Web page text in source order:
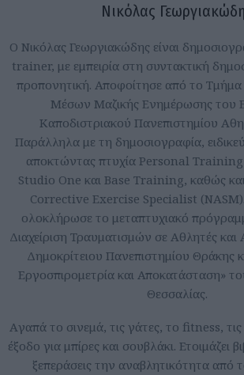
Νικόλας
Ο Νικόλας Γεωργιακώδης είναι
trainer, με εμπειρία στη συντακτική
προπονητική. Αποφοίτησε από το Τμήμα
Μέσων Μαζικής Ενημέρωσης του
Καποδιστριακού Πανεπιστημίου
Παράλληλα με τη δημοσιογραφία,
αποκτώντας πτυχία Personal Training
Studio One και Base Training, καθώς και
Corrective Exercise Specialist (NASM).
ολοκλήρωσε το μεταπτυχιακό
Διαχείριση Τραυματισμών σε Αθλητές
Δημοκρίτειου Πανεπιστημίου Θράκης
Εργοσπιρομετρία και Αποκατάσταση»
Θεσσαλίας.
Aγαπά το σινεμά, τις γάτες, το fitness,
έξοδο για μπίρες και σουβλάκι. Ετοιμάζει
ξεπεράσεις την αναβλητικότητα από